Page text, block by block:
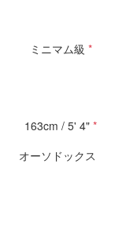
ミニマム級 *
163cm / 5' 4" *
オーソドックス